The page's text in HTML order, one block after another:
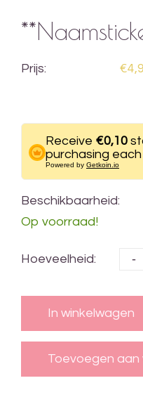
Prijs:
Receive €0,10
purchasing each
Powered by Getkoin.io
Beschikbaarheid:
Op voorraad!
Hoeveelheid: -
In winkelwagen